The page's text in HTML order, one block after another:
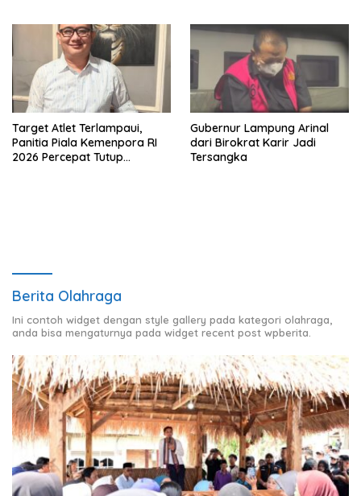
Target Atlet Terlampaui,
Panitia Piala Kemenpora RI
2026 Percepat Tutup
Gubernur Lampung Arinal
dari Birokrat Karir Jadi
Tersangka
Berita Olahraga
Ini contoh widget dengan style gallery pada kategori olahraga,
anda bisa mengaturnya pada widget recent post wpberita.